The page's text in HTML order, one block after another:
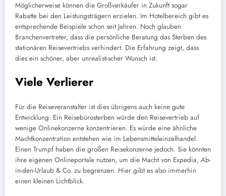
Möglicherweise können die Großverkäufer in Zukunft sogar
Rabatte bei den Leistungsträgern erzielen. Im Hotelbereich gibt es
entsprechende Beispiele schon seit Jahren. Noch glauben
Branchenvertreter, dass die persönliche Beratung das Sterben des
stationären Reisevertriebs verhindert. Die Erfahrung zeigt, dass
dies ein schöner, aber unrealistischer Wunsch ist.
Viele Verlierer
Für die Reiseveranstalter ist dies übrigens auch keine gute
Entwicklung. Ein Reisebürosterben würde den Reisevertrieb auf
wenige Onlinekonzerne konzentrieren. Es würde eine ähnliche
Machtkonzentration entstehen wie im Lebensmitteleinzelhandel.
Einen Trumpf haben die großen Reisekonzerne jedoch. Sie könnten
ihre eigenen Onlineportale nutzen, um die Macht von Expedia, Ab-
in-den-Urlaub & Co. zu begrenzen. Hier gibt es also immerhin
einen kleinen Lichtblick.